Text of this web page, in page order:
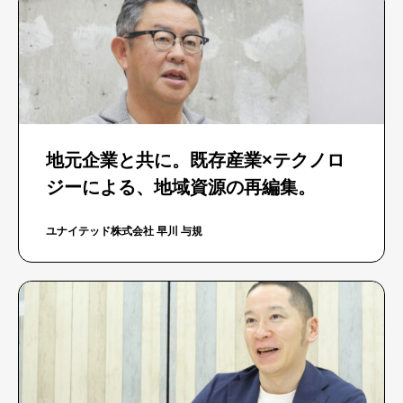
地元企業と共に。既存産業×テクノロ
ジーによる、地域資源の再編集。
ユナイテッド株式会社 早川 与規